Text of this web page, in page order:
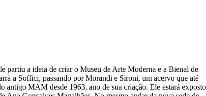
partiu a ideia de criar o Museu de Arte Moderna e a Bienal de
a Soffici, passando por Morandi e Sironi, um acervo que até
antigo MAM desde 1963, ano de sua criação. Ele estará exposto